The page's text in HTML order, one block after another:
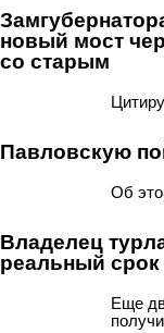
новый мост
со старым
Павловскую
Об
Владелец
реальный срок
Еще